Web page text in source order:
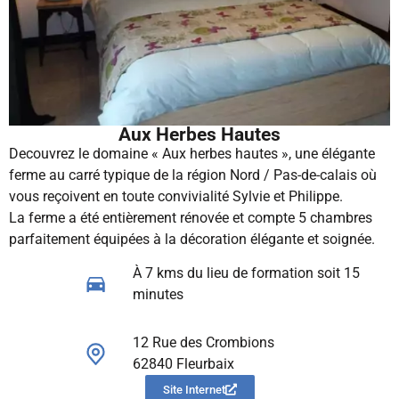
Aux Herbes Hautes
Decouvrez le domaine « Aux herbes hautes », une élégante
ferme au carré typique de la région Nord / Pas-de-calais où
vous reçoivent en toute convivialité Sylvie et Philippe.
La ferme a été entièrement rénovée et compte 5 chambres
parfaitement équipées à la décoration élégante et soignée.
À 7 kms du lieu de formation soit 15
minutes
12 Rue des Crombions
62840 Fleurbaix
Site Internet